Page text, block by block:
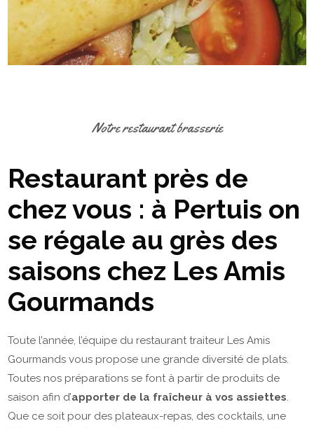
Notre restaurant brasserie
Restaurant près de
chez vous : à Pertuis on
se régale au grès des
saisons chez Les Amis
Gourmands
Toute l’année, l’équipe du restaurant traiteur Les Amis
Gourmands vous propose une grande diversité de plats.
Toutes nos préparations se font à partir de produits de
saison afin d’apporter de la fraîcheur à vos assiettes.
Que ce soit pour des plateaux-repas, des cocktails, une